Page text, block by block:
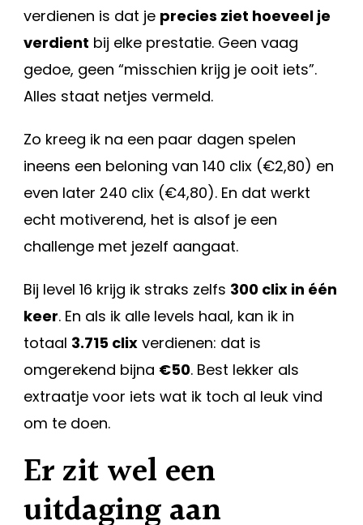
verdienen is dat je precies ziet hoeveel je
verdient bij elke prestatie. Geen vaag
gedoe, geen “misschien krijg je ooit iets”.
Alles staat netjes vermeld.
Zo kreeg ik na een paar dagen spelen
ineens een beloning van 140 clix (€2,80) en
even later 240 clix (€4,80). En dat werkt
echt motiverend, het is alsof je een
challenge met jezelf aangaat.
Bij level 16 krijg ik straks zelfs 300 clix in één
keer. En als ik alle levels haal, kan ik in
totaal 3.715 clix verdienen: dat is
omgerekend bijna €50. Best lekker als
extraatje voor iets wat ik toch al leuk vind
om te doen.
Er zit wel een
uitdaging aan